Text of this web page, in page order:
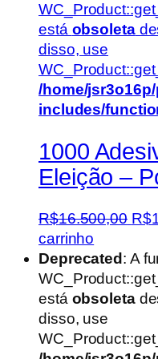
está obsoleta
disso, use
/home/
includes/
1000
Eleição –
R$16.500,00 O
era:
R$
carrinho
Deprecated : A
está obsoleta
disso, use